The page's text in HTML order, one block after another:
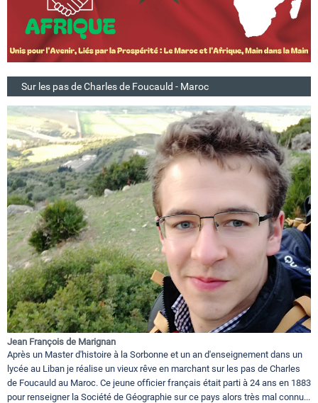
Sur les pas de Charles de Foucauld - Maroc
Jean François de Marignan
Après un Master d'histoire à la Sorbonne et un an d'enseignement dans un
lycée au Liban je réalise un vieux rêve en marchant sur les pas de Charles
de Foucauld au Maroc. Ce jeune officier français était parti à 24 ans en 1883
pour renseigner la Société de Géographie sur ce pays alors très mal connu...